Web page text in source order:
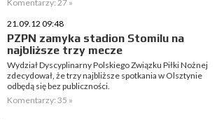
Komentarzy: 27 »
21.09.12 09:48
PZPN zamyka stadion Stomilu na
najbliższe trzy mecze
Wydział Dyscyplinarny Polskiego Związku Piłki Nożnej
zdecydował, że trzy najbliższe spotkania w Olsztynie
odbędą się bez publiczności.
Komentarzy: 35 »